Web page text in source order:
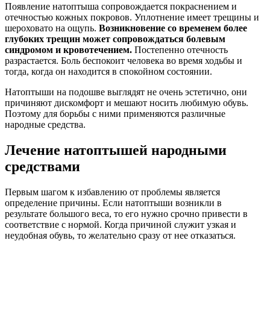
Появление натоптыша сопровождается покраснением и
отечностью кожных покровов. Уплотнение имеет трещины и
шероховато на ощупь. Возникновение со временем более
глубоких трещин может сопровождаться болевым
синдромом и кровотечением. Постепенно отечность
разрастается. Боль беспокоит человека во время ходьбы и
тогда, когда он находится в спокойном состоянии.
Натоптыши на подошве выглядят не очень эстетично, они
причиняют дискомфорт и мешают носить любимую обувь.
Поэтому для борьбы с ними применяются различные
народные средства.
Лечение натоптышей народными
средствами
Первым шагом к избавлению от проблемы является
определение причины. Если натоптыши возникли в
результате большого веса, то его нужно срочно привести в
соответствие с нормой. Когда причиной служит узкая и
неудобная обувь, то желательно сразу от нее отказаться.